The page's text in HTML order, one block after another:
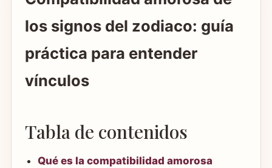
los signos del zodiaco: guía
práctica para entender
vínculos
Tabla de contenidos
Qué es la compatibilidad amorosa